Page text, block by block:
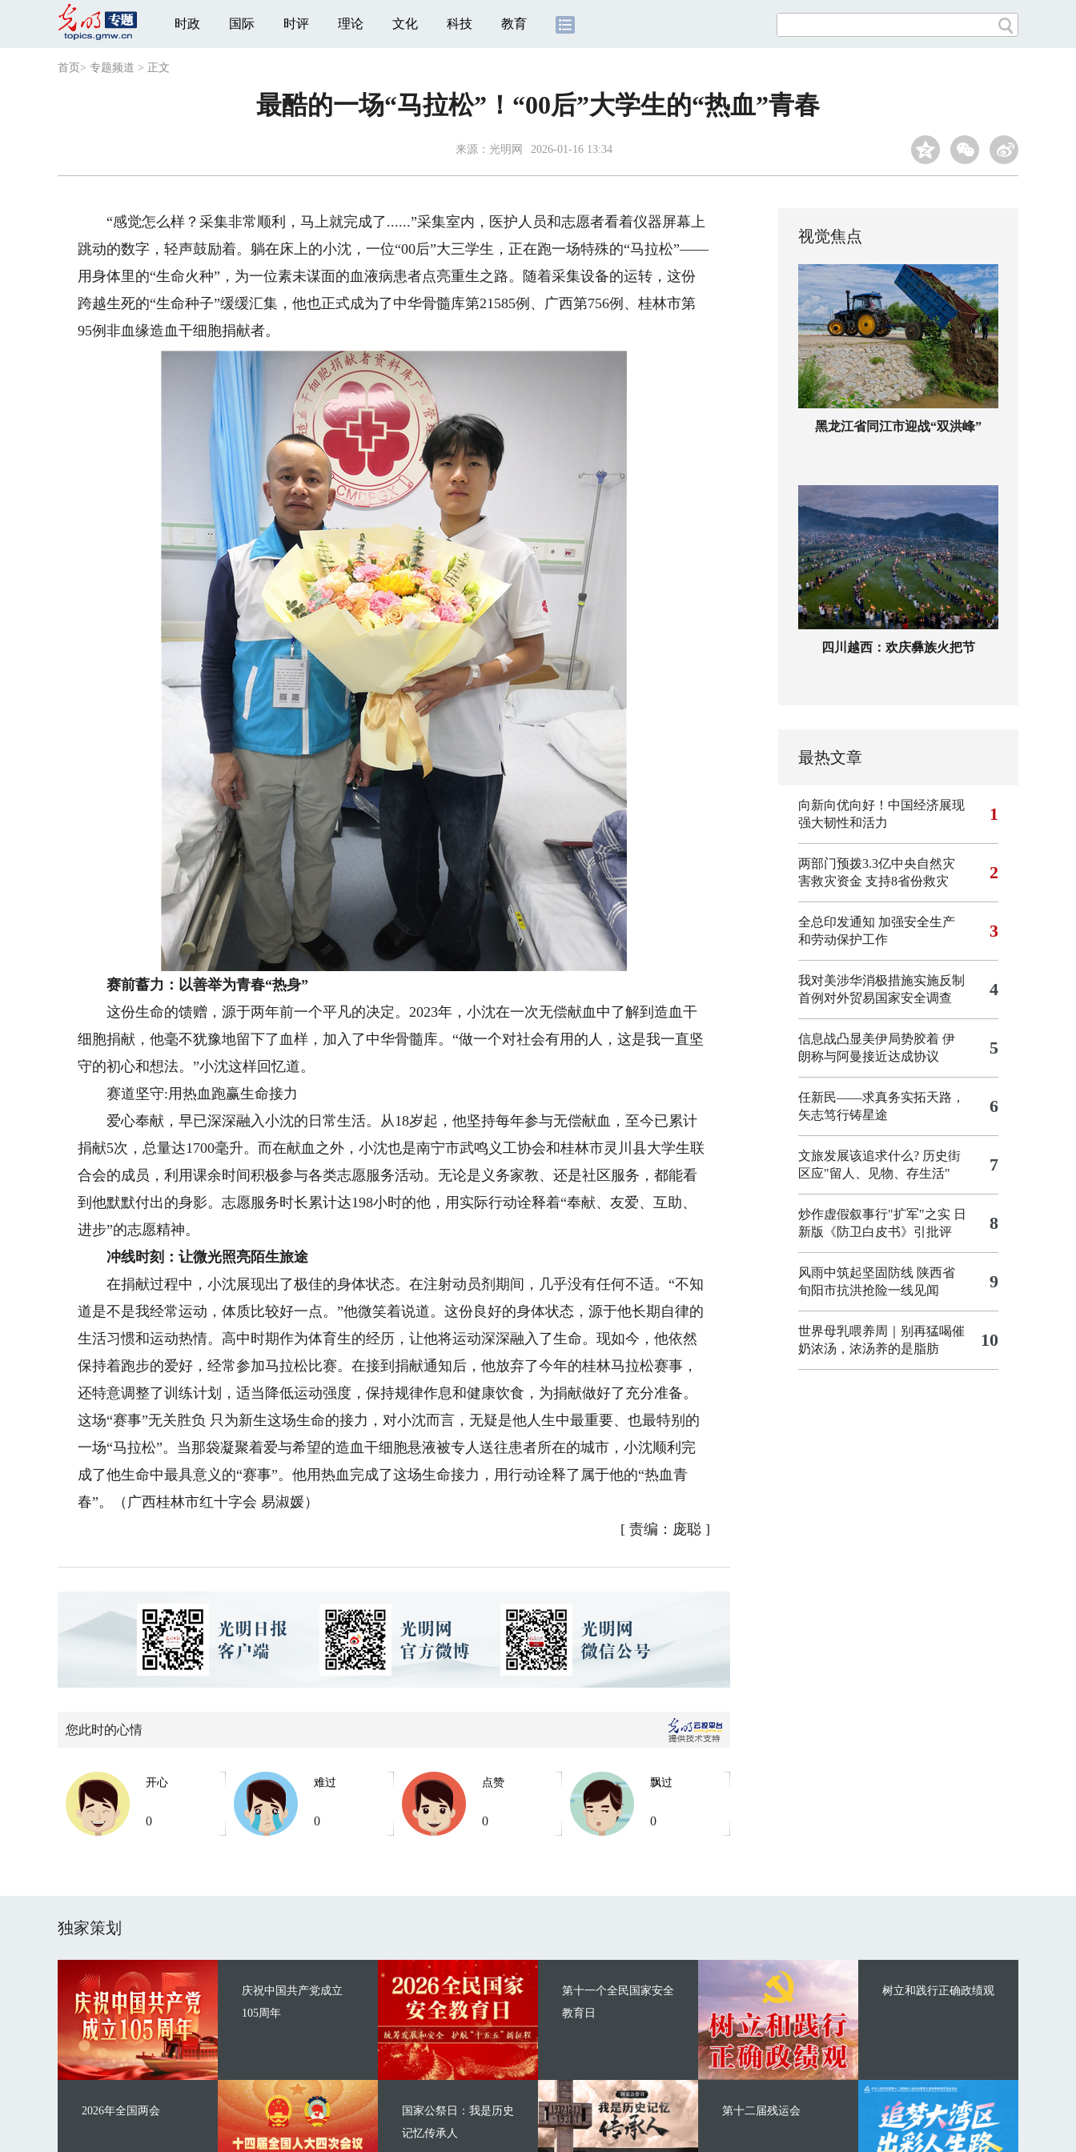
时政 国际 时评 理论 文化 科技 教育
首页 > 专题频道 > 正文
最酷的一场“马拉松”！“00后”大学生的“热血”青春
来源： 光明网 2026-01-16 13:34
“感觉怎么样？采集非常顺利，马上就完成了......”采集室内，医护人员和志愿者看着仪器屏幕上
跳动的数字，轻声鼓励着。躺在床上的小沈，一位“00后”大三学生，正在跑一场特殊的“马拉松”——
用身体里的“生命火种”，为一位素未谋面的血液病患者点亮重生之路。随着采集设备的运转，这份
跨越生死的“生命种子”缓缓汇集，他也正式成为了中华骨髓库第21585例、广西第756例、桂林市第
95例非血缘造血干细胞捐献者。
赛前蓄力：以善举为青春“热身”
这份生命的馈赠，源于两年前一个平凡的决定。2023年，小沈在一次无偿献血中了解到造血干
细胞捐献，他毫不犹豫地留下了血样，加入了中华骨髓库。“做一个对社会有用的人，这是我一直坚
守的初心和想法。”小沈这样回忆道。
赛道坚守:用热血跑赢生命接力
爱心奉献，早已深深融入小沈的日常生活。从18岁起，他坚持每年参与无偿献血，至今已累计
捐献5次，总量达1700毫升。而在献血之外，小沈也是南宁市武鸣义工协会和桂林市灵川县大学生联
合会的成员，利用课余时间积极参与各类志愿服务活动。无论是义务家教、还是社区服务，都能看
到他默默付出的身影。志愿服务时长累计达198小时的他，用实际行动诠释着“奉献、友爱、互助、
进步”的志愿精神。
冲线时刻：让微光照亮陌生旅途
在捐献过程中，小沈展现出了极佳的身体状态。在注射动员剂期间，几乎没有任何不适。“不知
道是不是我经常运动，体质比较好一点。”他微笑着说道。这份良好的身体状态，源于他长期自律的
生活习惯和运动热情。高中时期作为体育生的经历，让他将运动深深融入了生命。现如今，他依然
保持着跑步的爱好，经常参加马拉松比赛。在接到捐献通知后，他放弃了今年的桂林马拉松赛事，
还特意调整了训练计划，适当降低运动强度，保持规律作息和健康饮食，为捐献做好了充分准备。
这场“赛事”无关胜负 只为新生这场生命的接力，对小沈而言，无疑是他人生中最重要、也最特别的
一场“马拉松”。当那袋凝聚着爱与希望的造血干细胞悬液被专人送往患者所在的城市，小沈顺利完
成了他生命中最具意义的“赛事”。他用热血完成了这场生命接力，用行动诠释了属于他的“热血青
春”。（广西桂林市红十字会 易淑媛）
[ 责编：庞聪 ]
您此时的心情
开心
0
难过
0
点赞
0
飘过
0
视觉焦点
黑龙江省同江市迎战“双洪峰”
四川越西：欢庆彝族火把节
最热文章
向新向优向好！中国经济展现
强大韧性和活力
1
两部门预拨3.3亿中央自然灾
害救灾资金 支持8省份救灾
2
全总印发通知 加强安全生产
和劳动保护工作
3
我对美涉华消极措施实施反制
首例对外贸易国家安全调查
4
信息战凸显美伊局势胶着 伊
朗称与阿曼接近达成协议
5
任新民——求真务实拓天路，
矢志笃行铸星途
6
文旅发展该追求什么? 历史街
区应"留人、见物、存生活"
7
炒作虚假叙事行"扩军"之实 日
新版《防卫白皮书》引批评
8
风雨中筑起坚固防线 陕西省
旬阳市抗洪抢险一线见闻
9
世界母乳喂养周｜别再猛喝催
奶浓汤，浓汤养的是脂肪
10
独家策划
庆祝中国共产党成立
105周年
2026年全国两会
第十一个全民国家安全
教育日
国家公祭日：我是历史
记忆传承人
树立和践行正确政绩观
第十二届残运会